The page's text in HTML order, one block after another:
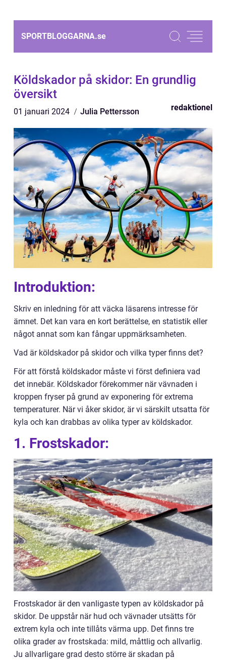
SPORTBLOGGARNA.se
Köldskador på skidor: En grundlig
översikt
01 januari 2024 Julia Pettersson redaktionel
Introduktion:
Skriv en inledning för att väcka läsarens intresse för
ämnet. Det kan vara en kort berättelse, en statistik eller
något annat som kan fångar uppmärksamheten.
Vad är köldskador på skidor och vilka typer finns det?
För att förstå köldskador måste vi först definiera vad
det innebär. Köldskador förekommer när vävnaden i
kroppen fryser på grund av exponering för extrema
temperaturer. När vi åker skidor, är vi särskilt utsatta för
kyla och kan drabbas av olika typer av köldskador.
1. Frostskador:
Frostskador är den vanligaste typen av köldskador på
skidor. De uppstår när hud och vävnader utsätts för
extrem kyla och inte tillåts värma upp. Det finns tre
olika grader av frostskada: mild, måttlig och allvarlig.
Ju allvarligare grad desto större är skadan på